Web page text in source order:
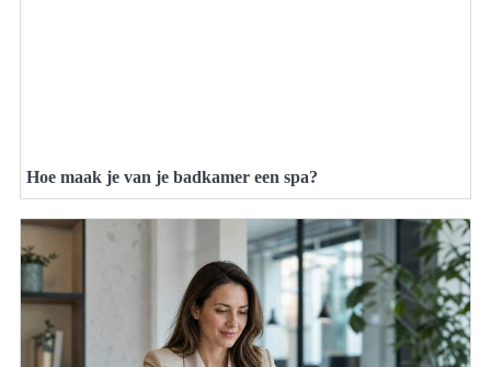
Hoe maak je van je badkamer een spa?